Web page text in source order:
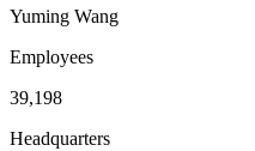
Yuming Wang
Employees
39,198
Headquarters